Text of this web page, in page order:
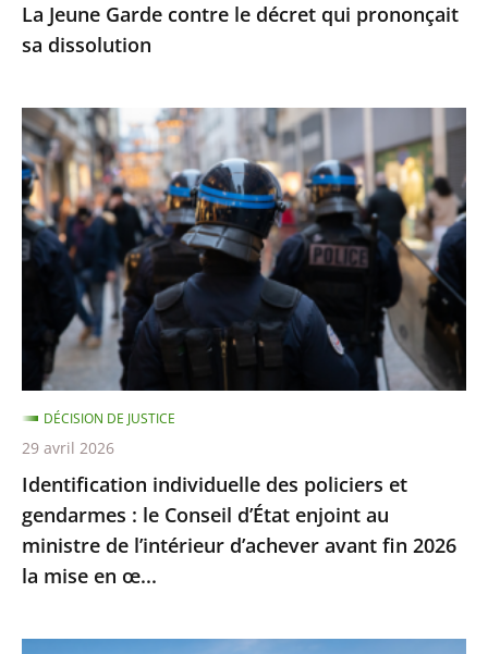
décret
qui
sa
dissolution
La Jeune Garde contre le décret qui prononçait
sa dissolution
Identification
individuelle
des
policiers
et
gendarmes
Conseil
d’État
enjoint
au
ministre
de
l’intérieur
d’achever
fin
Identification individuelle des policiers et
gendarmes : le Conseil d’État enjoint au
ministre de l’intérieur d’achever avant fin 2026
la mise en œ...
DÉCISION DE JUSTICE
29 avril 2026